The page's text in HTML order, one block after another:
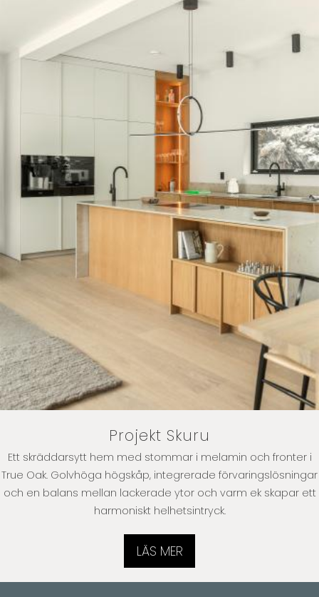
Projekt Skuru
Ett skräddarsytt hem med stommar i melamin och fronter i
True Oak. Golvhöga högskåp, integrerade förvaringslösningar
och en balans mellan lackerade ytor och varm ek skapar ett
harmoniskt helhetsintryck.
LÄS MER